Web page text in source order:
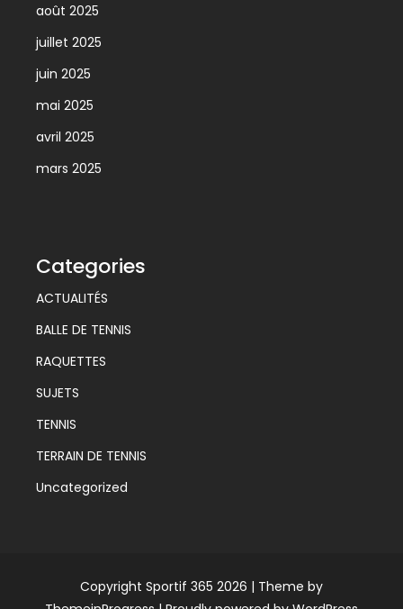
août 2025
juillet 2025
juin 2025
mai 2025
avril 2025
mars 2025
Categories
ACTUALITÉS
BALLE DE TENNIS
RAQUETTES
SUJETS
TENNIS
TERRAIN DE TENNIS
Uncategorized
Copyright Sportif 365 2026 | Theme by